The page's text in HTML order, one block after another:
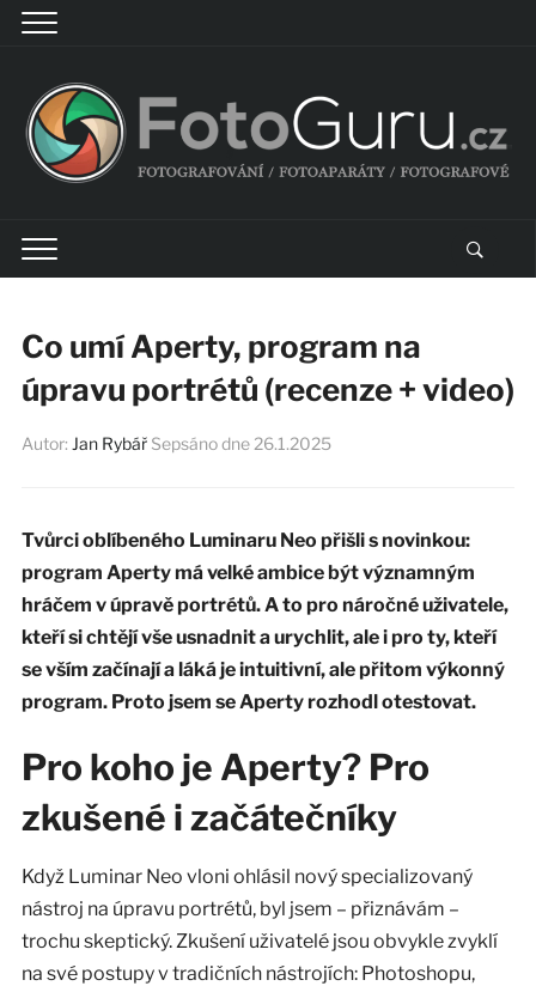
Co umí Aperty, program na
úpravu portrétů (recenze + video)
Autor: Jan Rybář Sepsáno dne 26.1.2025
Tvůrci oblíbeného Luminaru Neo přišli s novinkou:
program Aperty má velké ambice být významným
hráčem v úpravě portrétů. A to pro náročné uživatele,
kteří si chtějí vše usnadnit a urychlit, ale i pro ty, kteří
se vším začínají a láká je intuitivní, ale přitom výkonný
program. Proto jsem se Aperty rozhodl otestovat.
Pro koho je Aperty? Pro
zkušené i začátečníky
Když Luminar Neo vloni ohlásil nový specializovaný
nástroj na úpravu portrétů, byl jsem – přiznávám –
trochu skeptický. Zkušení uživatelé jsou obvykle zvyklí
na své postupy v tradičních nástrojích: Photoshopu,